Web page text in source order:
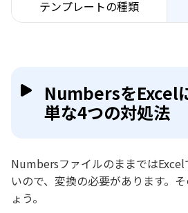
テンプレートの種類
NumbersをExcel
単な4つの対処法
Numbersファイルのままでは
いので、変換の必要があります。
ょう。